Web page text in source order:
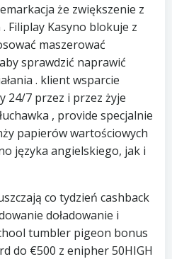
że zwiększenie z
Filiplay Kasyno blokuje z
maszerować
sprawdzić naprawić
. klient wsparcie
24/7 przez i przez żyje
, provide specjalnie
papierów wartościowych
języka angielskiego, jak i
co tydzień cashback
doładowanie i
tumbler pigeon bonus
do €500 z enipher 50HIGH